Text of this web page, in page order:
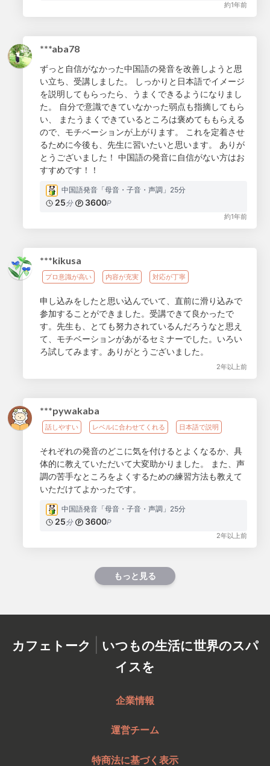
約1年前
***aba78
ずっと自信がなかった中国語の発音を改善しようと思
い立ち、受講しました。 しっかりと日本語でイメージ
を説明してもらったら、うまくできるようになりまし
た。 自分で意識できていなかった弱点も指摘してもら
い、 またうまくできているところは褒めてももらえる
ので、モチベーションが上がります。 これを定着させ
るために今後も、先生に習いたいと思います。 ありが
とうございました！ 中国語の発音に自信がない方はお
すすめです！！
中国語発音「母音・子音・声調」25分
25分 3600P
約1年前
***kikusa
プロ意識が高い 内容が充実 対応が丁寧
申し込みをしたと思い込んでいて、直前に滑り込みで
参加することができました。受講できて良かったで
す。先生も、とても努力されているんだろうなと思え
て、モチベーションがあがるセミナーでした。いろい
ろ試してみます。ありがとうございました。
2年以上前
***pywakaba
話しやすい レベルに合わせてくれる 日本語で説明
それぞれの発音のどこに気を付けるとよくなるか、具
体的に教えていただいて大変助かりました。 また、声
調の苦手なところをよくするための練習方法も教えて
いただけてよかったです。
中国語発音「母音・子音・声調」25分
25分 3600P
2年以上前
もっと見る
カフェトーク | いつもの生活に世界のスパ
イスを
企業情報
運営チーム
特商法に基づく表示